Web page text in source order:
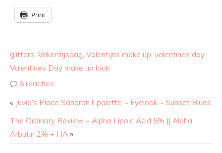
Print
glitters, Vakentijsdag, Valentijns make up, valentines day,
Valentines Day make up look
8 reacties
« Juvia’s Place Saharan ll palette ~ Eyelook ~ Sunset Blues
The Ordinary Review ~ Alpha Lipoic Acid 5% || Alpha
Arbutin 2% + HA »